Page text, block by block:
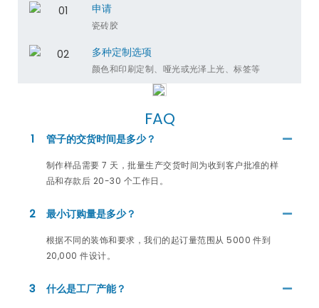
申请
瓷砖胶
多种定制选项
颜色和印刷定制、哑光或光泽上光、标签等
FAQ
1 管子的交货时间是多少？
制作样品需要 7 天，批量生产交货时间为收到客户批准的样
品和存款后 20-30 个工作日。
2 最小订购量是多少？
根据不同的装饰和要求，我们的起订量范围从 5000 件到
20,000 件设计。
3 什么是工厂产能？